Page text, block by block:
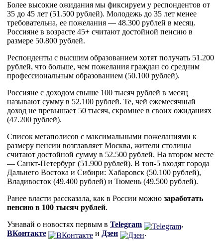
Более высокие ожидания мы фиксируем у респондентов от
35 до 45 лет (51.500 рублей). Молодежь до 35 лет менее
требовательна, ее пожелания — 48.300 рублей в месяц.
Россияне в возрасте 45+ считают достойной пенсию в
размере 50.800 рублей.
Респонденты с высшим образованием хотят получать 51.200
рублей, что больше, чем пожелания граждан со средним
профессиональным образованием (50.100 рублей).
Россияне с доходом свыше 100 тысяч рублей в месяц
называют сумму в 52.100 рублей. Те, чей ежемесячный
доход не превышает 50 тысяч, скромнее в своих ожиданиях
(47.200 рублей).
Список мегаполисов с максимальными пожеланиями к
размеру пенсии возглавляет Москва, жители столицы
считают достойной сумму в 52.500 рублей. На втором месте
— Санкт-Петербург (51.900 рублей). В топ-5 входят города
Дальнего Востока и Сибири: Хабаровск (50.100 рублей),
Владивосток (49.400 рублей) и Тюмень (49.500 рублей).
Ранее власти рассказала, как в России можно заработать
пенсию в 100 тысяч рублей.
Узнавай о новостях первым в Telegram
,
ВКонтакте
и Дзен .